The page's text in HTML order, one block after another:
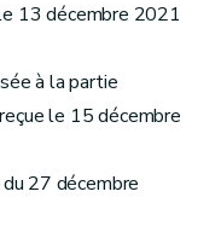
13 décembre 2021
à la partie
le 15 décembre
27 décembre